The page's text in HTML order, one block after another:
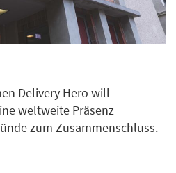
Delivery Hero will
weltweite Präsenz
zum Zusammenschluss.